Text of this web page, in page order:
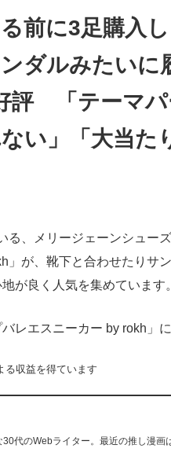
エレクトロニクス専門サイト
る前に3足購入
ダルみたいに
評 「テーマパ
い」「大当た
、メリージェーンシュー
」が、靴下と合わせたりサ
が良く人気を集めています。
レエスニーカー by rokh」
る収益を得ています
代のWebライター。最近の推し漫画